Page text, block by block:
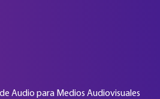
Audio para Medios Audiovisuales